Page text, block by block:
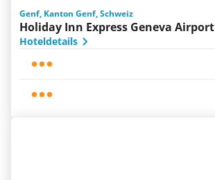
Genf, Kanton Genf, Schweiz
Holiday Inn Express Geneva Airport
Hoteldetails